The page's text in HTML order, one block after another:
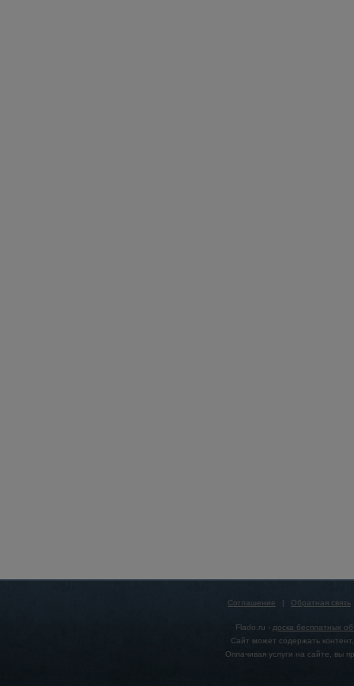
Соглашение | Обратная связь
Flado.ru - доска бесплатных
Сайт может содержать
Оплачивая услуги на сайте, вы